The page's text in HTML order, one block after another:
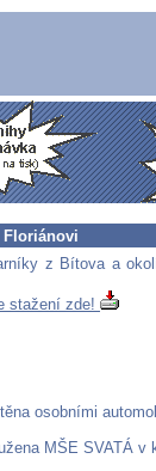
Floriánovi
z Bítova a
stažení zde!
osobními
MŠE SVATÁ v